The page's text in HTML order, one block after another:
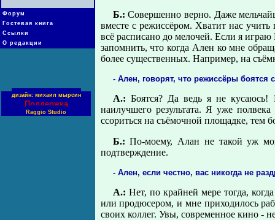
Форум
Гостевая книга
Ссылки
О редакции
дизайн: михаил мырсин
Поддержка
Raggio Studio
Б.:Совершенно верно. Даже
вместе с режиссёром. Хватит нас
всё расписано до мелочей. Если я
запомнить, что когда Ален ко мне
более существенных. Например, на
- Ален, говорят, что режиссёры боятся
А.: Боятся? Да ведь я не
наилучшего результата. Я уже
ссориться на съёмочной площадке, тем
Б.:По-моему, Алан не такой уж
подтверждение.
- Ален, если честно, вас никогда не
А.: Нет, по крайней мере тогда,
или продюсером, и мне приходилось
своих коллег. Увы, современное кино -